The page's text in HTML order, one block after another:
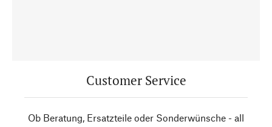
Customer Service
Ob Beratung, Ersatzteile oder Sonderwünsche - all